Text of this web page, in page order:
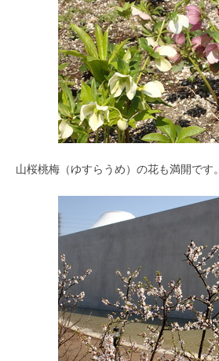
山桜桃梅（ゆすらうめ）の花も満開です。